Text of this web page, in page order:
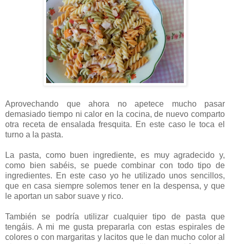
Aprovechando que ahora no apetece mucho pasar
demasiado tiempo ni calor en la cocina, de nuevo comparto
otra receta de ensalada fresquita. En este caso le toca el
turno a la pasta.
La pasta, como buen ingrediente, es muy agradecido y,
como bien sabéis, se puede combinar con todo tipo de
ingredientes. En este caso yo he utilizado unos sencillos,
que en casa siempre solemos tener en la despensa, y que
le aportan un sabor suave y rico.
También se podría utilizar cualquier tipo de pasta que
tengáis. A mi me gusta prepararla con estas espirales de
colores o con margaritas y lacitos que le dan mucho color al